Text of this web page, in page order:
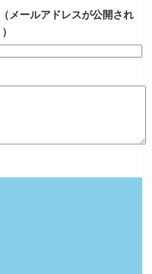
（メールアドレスが公開され